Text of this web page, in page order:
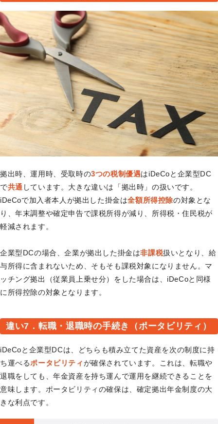
拠出時、運用時、受取時の3つの税制優遇はiDeCoと企業型DC
で共通 しています。大きな違いは「拠出時」の扱いです。
iDeCoで加入者本人が拠出した掛金は全額所得控除の対象とな
り、年末調整や確定申告で課税所得が減り、所得税・住民税が
軽減されます。
企業型DCの場合、企業が拠出した掛金は非課税扱いとなり、給
与所得に含まれないため、そもそも課税対象になりません。マ
ッチング拠出（従業員上乗せ分）をした場合は、iDeCoと同様
に所得控除の対象となります。
違い7．転職・退職時の手続き（ポータビリティ）
iDeCoと企業型DCは、どちらも積み立てた資産を次の制度に持
ち運べるポータビリティ が確保されています。これは、転職や
退職をしても、年金資産を持ち運んで運用を継続できることを
意味します。ポータビリティの確保は、確定拠出年金制度の大
きな利点です。